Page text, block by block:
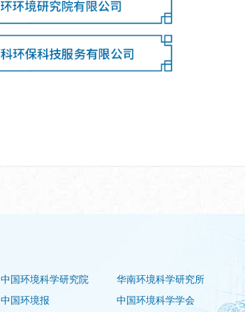
中国环境科学研究院
中国环境报
华南环境科学研究所
中国环境科学学会